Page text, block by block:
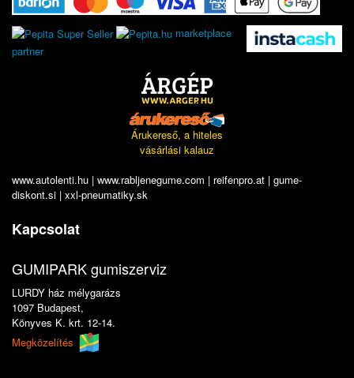
marketplace
partner
Árukereső, a hiteles
vásárlási kalauz
www.autolenti.hu | www.rabljenegume.com | reifenpro.at | gume-
diskont.si | xxl-pneumatiky.sk
Kapcsolat
GUMIPARK gumiszerviz
LURDY ház mélygarázs
1097 Budapest,
Könyves K. krt. 12-14.
Megközelítés